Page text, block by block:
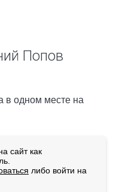
Попов
в одном месте на
сайт как
либо войти на